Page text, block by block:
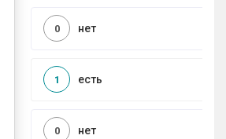
нет
0
есть
1
нет
0